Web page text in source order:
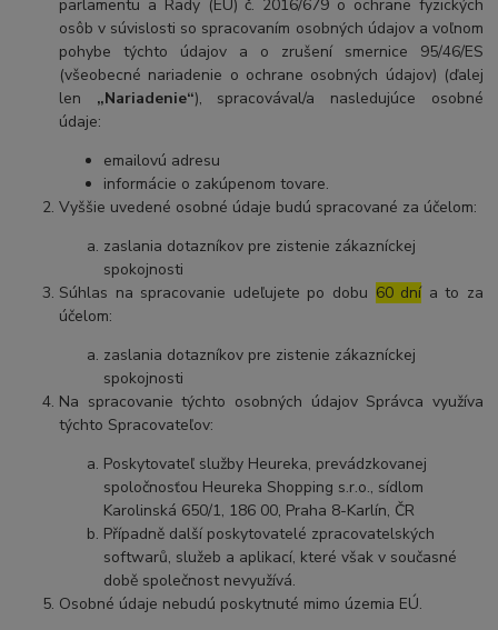
parlamentu a Rady (EÚ) č. 2016/679 o ochrane fyzických
osôb v súvislosti so spracovaním osobných údajov a voľnom
pohybe týchto údajov a o zrušení smernice 95/46/ES
(všeobecné nariadenie o ochrane osobných údajov) (ďalej
len „Nariadenie“), spracovával/a nasledujúce osobné
údaje:
emailovú adresu
informácie o zakúpenom tovare.
Vyššie uvedené osobné údaje budú spracované za účelom:
zaslania dotazníkov pre zistenie zákazníckej
spokojnosti
Súhlas na spracovanie udeľujete po dobu 60 dnía to za
účelom:
zaslania dotazníkov pre zistenie zákazníckej
spokojnosti
Na spracovanie týchto osobných údajov Správca využíva
týchto Spracovateľov:
Poskytovateľ služby Heureka, prevádzkovanej
spoločnosťou Heureka Shopping s.r.o., sídlom
Karolinská 650/1, 186 00, Praha 8-Karlín, ČR
Případně další poskytovatelé zpracovatelských
softwarů, služeb a aplikací, které však v současné
době společnost nevyužívá.
Osobné údaje nebudú poskytnuté mimo územia EÚ.